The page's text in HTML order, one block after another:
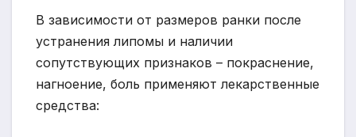
В зависимости от размеров ранки после
устранения липомы и наличии
сопутствующих признаков – покраснение,
нагноение, боль применяют лекарственные
средства: